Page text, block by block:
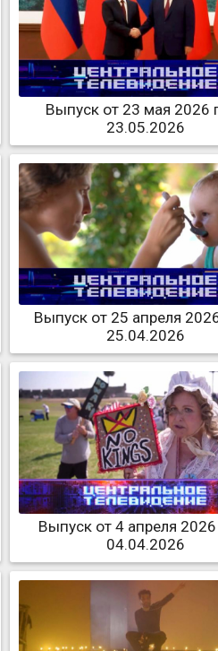
Выпуск от 23 мая 2026
23.05.2026
Выпуск от 25 апреля
25.04.2026
Выпуск от 4 апреля 2026
04.04.2026